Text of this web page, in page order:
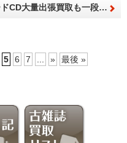
三連続の福岡市レコードCD大量出張買取も一段落し、電気化した1940～50年代ブルースを聞く。
5 6 7 » 最後 »